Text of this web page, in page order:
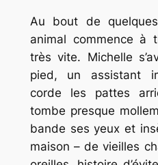
Au bout de
animal commence à
très vite. Michelle
pied, un assistant
corde les pattes
tombe presque
bande ses yeux et
maison – de vieilles